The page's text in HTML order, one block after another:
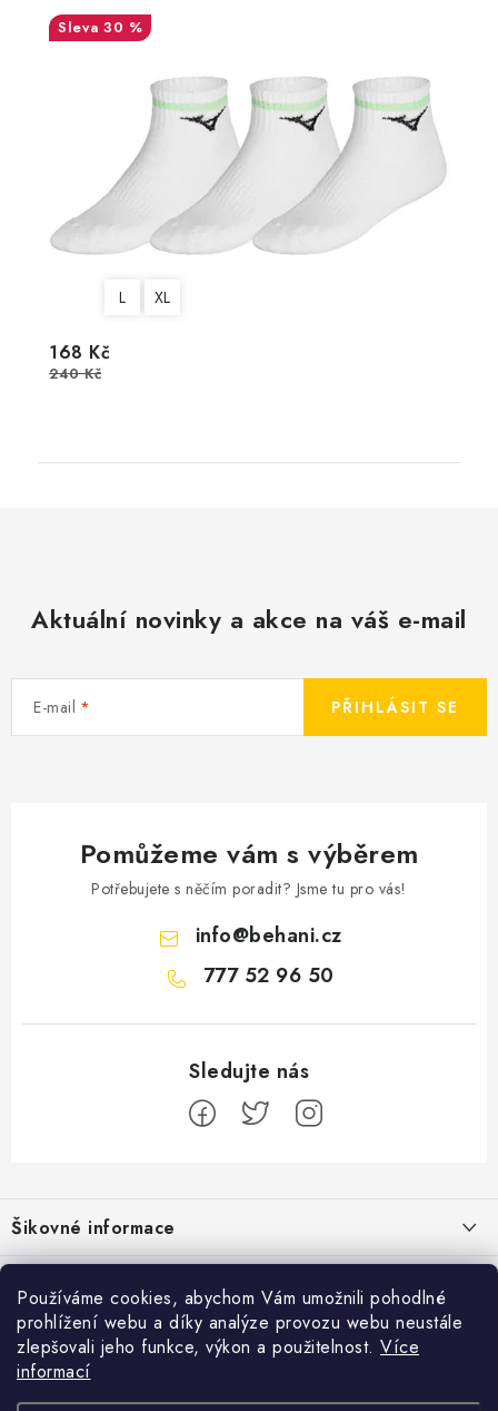
Používáme cookies, abychom Vám umožnili pohodlné
prohlížení webu a díky analýze provozu webu neustále
zlepšovali jeho funkce, výkon a použitelnost. Více
informací
30 %
L XL
168 Kč
240 Kč
Aktuální novinky a akce na váš e-mail
E-mail PŘIHLÁSIT SE
Pomůžeme vám s výběrem
Potřebujete s něčím poradit? Jsme tu pro vás!
info@behani.cz
777 52 96 50
á
p
a
Šikovné informace
Ceník dopravy
Moje objednávka
Jak vyměnit nebo vrátit zboží
Jak reklamovat
Běžecké zajímavosti
Proč jít běhat právě o víkendu?
Bolest holeně nemusí znamenat zánět okostice
Přijímáme online platby
Facebook